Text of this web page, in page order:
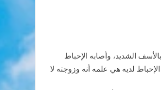
الشديد، وأصابه الإحباط
لديه هي علمه أنه وزوجته لا